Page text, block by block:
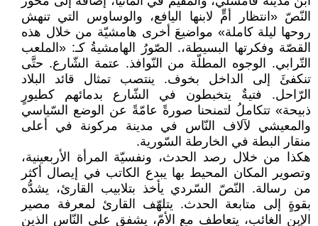
النّصّ «انتظار أمٍّ لابنها اليافع، والوساوس التي تنهش
روحها ليلة كاملة» مواضيعَ أخرى هامشيّة من خلال هذه
القصّة وفكرتها البسيطة،. الصّورُ الهامشيةُ كـ: «الملعب
التّرابي. الوجوه المطلّة من النّوافذ. عتمة الشّارع. حتَّى
تنكفئَ إلى الداخل بخوف. ينتصب تمثال قائد البلاد
الرّاحل. فتيةٌ يتخبطون في الشّارع بدمائهم كطيورٍ
ذبيحة» تتكاملُ لتمنحنا صورةً عامّةً عن الوضع السّياسي
والمعيشي لآلاف النّاس في مدينة مركونة في أعلى
منقار البطة في الخارطة السّورية.
هكذا من خلال رصد الحدث، ونفسيّة المرأة الأربعينية،
وتصوير المكان المحيط بها يبدع الكاتب في إيصال أكثر
من رسالة. النّصّ السّردي يأخذ بتلابيب القارئ، يشدُّه
بقوةٍ إلى متابعة الحدث. يتلهّف القارئ لمعرفة مصير
الابن الغائب، يتعاطف مع الأمّ، يشفق على النّاس الذين